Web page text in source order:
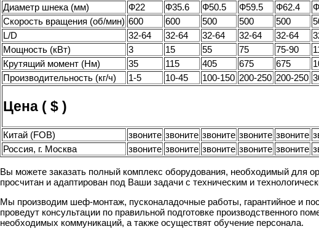
Диаметр шнека (мм)
Ф22 Ф35.6 Ф50.5 Ф59.5 Ф62.4
Скорость вращения (об/мин) 600 600 500 500 500
L/D
32-64 32-64 32-64 32-64 32-64
Мощность (кВт)
3 15 55 75 75-90
Крутящий момент (Нм)
35 115 405 675 675
Производительность (кг/ч)
1-5 10-45 100-150 200-250 200-250
Цена ( $ )
Китай (FOB) звоните звоните звоните звоните звоните
Россия, г. Москва
звоните звоните звоните звоните звоните
Вы можете заказать полный комплекс оборудования, необходимый для
просчитан и адаптирован под Ваши задачи с техническим и
Мы производим шеф-монтаж, пусконаладочные работы, гарантийное и
проведут консультации по правильной подготовке производственного
необходимых коммуникаций, а также осуществят обучение персонала.